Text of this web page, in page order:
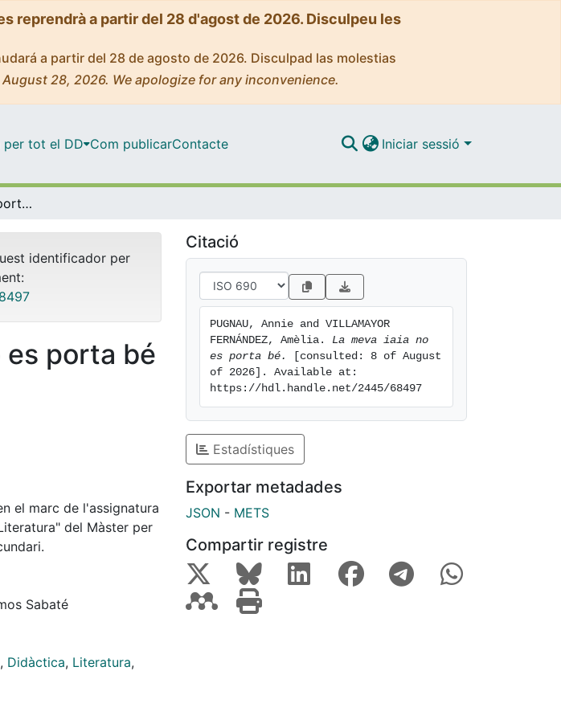
reprendrà a partir del 28 d'agost de 2026. Disculpeu les
a partir del 28 de agosto de 2026. Disculpad las molestias
28, 2026. We apologize for any inconvenience.
per tot el DD Com publicarContacte Iniciar sessió
La meva iaia no es porta bé
identificador per
es porta bé
el marc de l'assignatura
del Màster per
Sabaté
, Didàctica, Literatura,
Citació
PUGNAU, Annie and VILLAMAYOR
FERNÁNDEZ, Amèlia. La meva iaia no
es porta bé.
[consulted: 8 of August
of 2026]. Available at:
https://hdl.handle.net/2445/68497
Estadístiques
Exportar metadades
JSON - METS
Compartir registre